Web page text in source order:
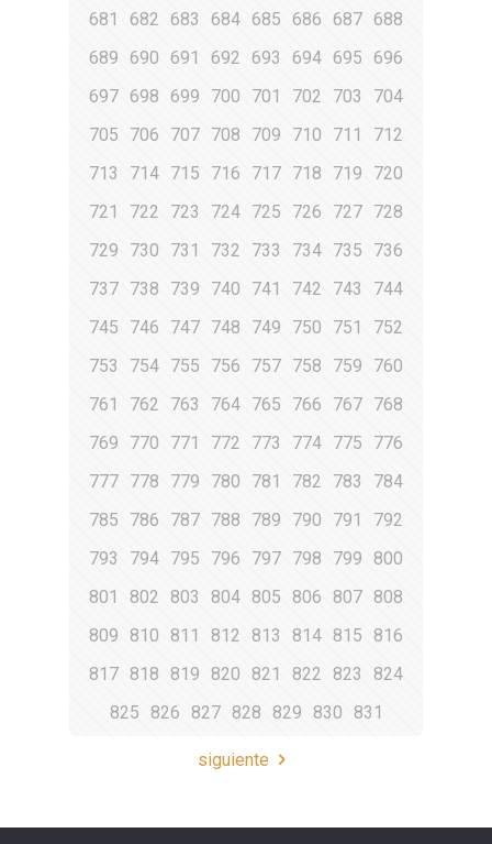
681
682 683 684 685 686 687 688
689
690 691 692 693 694 695
696
697 698 699 700 701 702 703
704
705
706 707 708 709 710 711
712
713
714 715 716 717 718 719
720
721
722 723 724 725 726 727 728
729
730 731 732 733 734 735
736
737 738 739 740 741 742 743
744
745
746 747 748 749 750 751
752
753
754 755 756 757 758 759
760
761
762 763 764 765 766 767 768
769
770 771 772 773 774 775
776
777 778 779 780 781 782 783
784
785
786 787 788 789 790 791
792
793
794 795 796 797 798 799
800
801
802 803 804 805 806 807 808
809
810 811 812 813 814 815
816
817 818 819 820 821 822 823
824
825
826 827 828 829 830 831
siguiente